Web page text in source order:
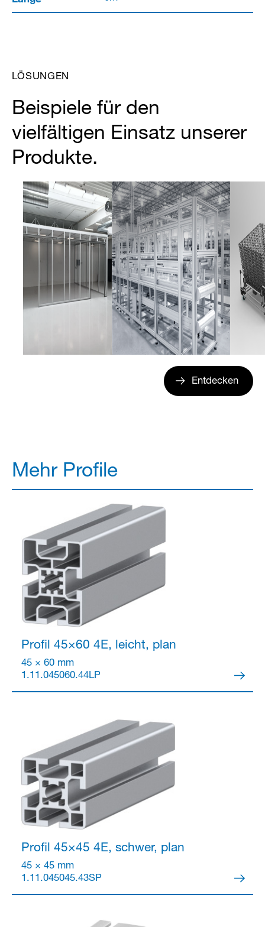
LÖSUNGEN
Beispiele für den
vielfältigen Einsatz unserer
Produkte.
Entdecken
Mehr Profile
Profil 45×60 4E, leicht, plan
45 × 60 mm
1.11.045060.44LP
Profil 45×45 4E, schwer, plan
45 × 45 mm
1.11.045045.43SP